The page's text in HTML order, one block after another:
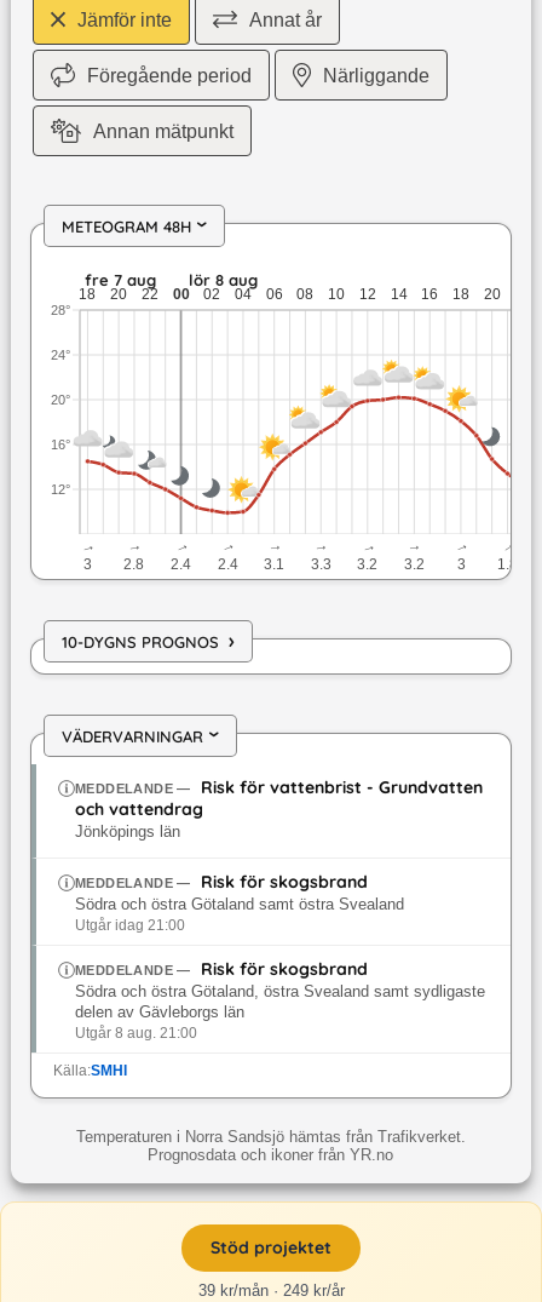
Jämför inte Annat år
Föregående period Närliggande
Annan mätpunkt
METEOGRAM 48H ›
fre 7 aug: 14,5 till 12 grader: ingen nederbörd: upp till 3
fre 7 aug lör 8 aug
18 20 22 00 02 04 06 08 10 12 14 16 18 20
12°
16°
20°
24°
28°
↓
3
↓
2.8
↓
2.4
↓
2.4
↓
3.1
↓
3.3
↓
3.2
↓
3.2
↓
3
↓
1.8
10-DYGNS PROGNOS ›
VÄDERVARNINGAR›
MEDDELANDE—
Risk för vattenbrist - Grundvatten
och vattendrag
Jönköpings län
MEDDELANDE— Risk för skogsbrand
Södra och östra Götaland samt östra Svealand
Utgår idag 21:00
MEDDELANDE— Risk för skogsbrand
Södra och östra Götaland, östra Svealand samt sydligaste
delen av Gävleborgs län
Utgår 8 aug. 21:00
Källa:SMHI
Temperaturen i Norra Sandsjö hämtas från Trafikverket.
Prognosdata och ikoner från YR.no
Stöd projektet
39 kr/mån · 249 kr/år